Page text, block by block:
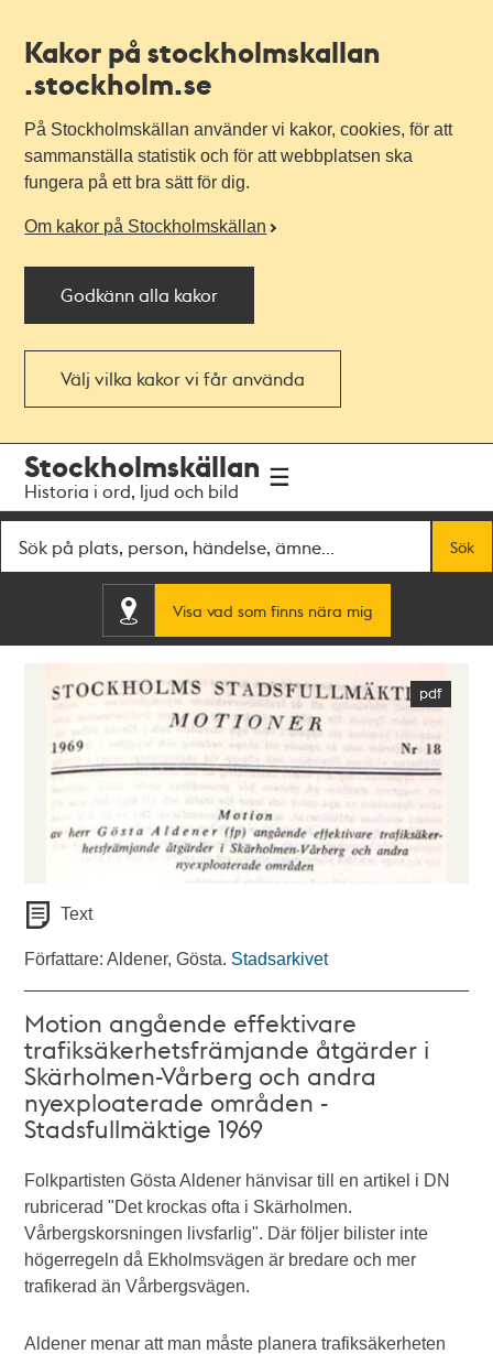
Kakor på stockholmskallan
.stockholm.se
På Stockholmskällan använder vi kakor, cookies, för att
sammanställa statistik och för att webbplatsen ska
fungera på ett bra sätt för dig.
Om kakor på Stockholmskällan
Godkänn alla kakor
Välj vilka kakor vi får använda
navigationen
huvudinnehållet
Stockholmskällan
Historia i ord, ljud och bild
Sök
Visa vad som finns nära mig
Text
Författare: Aldener, Gösta. Stadsarkivet
Motion angående effektivare
trafiksäkerhetsfrämjande åtgärder i
Skärholmen-Vårberg och andra
nyexploaterade områden -
Stadsfullmäktige 1969
Folkpartisten Gösta Aldener hänvisar till en artikel i DN
rubricerad "Det krockas ofta i Skärholmen.
Vårbergskorsningen livsfarlig". Där följer bilister inte
högerregeln då Ekholmsvägen är bredare och mer
trafikerad än Vårbergsvägen.
Aldener menar att man måste planera trafiksäkerheten